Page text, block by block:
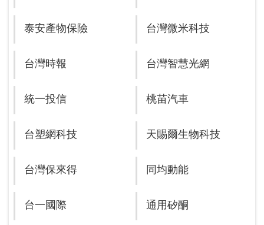
泰安產物保險 台灣微米科技
台灣時報 台灣智慧光網
統一投信 桃苗汽車
台塑網科技 天賜爾生物科技
台灣保來得 同均動能
台一國際 通用矽酮